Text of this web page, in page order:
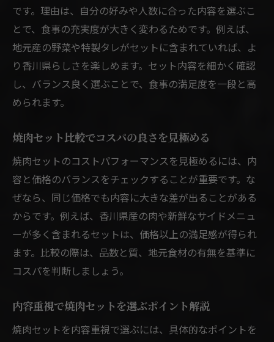
です。理由は、自分の好みや人数に合った内容を選ぶこ
とで、食事の充実度が大きく変わるためです。例えば、
地元産の野菜や特製タレがセットに含まれていれば、よ
り香川県らしさを楽しめます。セット内容を細かく確認
し、バランス良く選ぶことで、食事の満足度を一段と高
められます。
焼肉セット比較でコスパの良さを見極める
焼肉セットのコストパフォーマンスを見極めるには、内
容と価格のバランスをチェックすることが重要です。な
ぜなら、同じ価格でも内容に大きな差が出ることがある
からです。例えば、香川県産の肉や新鮮なサイドメニュ
ーが多く含まれるセットは、価格以上の満足感が得られ
ます。比較の際は、品数と質、地元食材の有無を基準に
コスパを判断しましょう。
内容重視で焼肉セットを選ぶポイント解説
焼肉セットを内容重視で選ぶには、具体的なポイントを